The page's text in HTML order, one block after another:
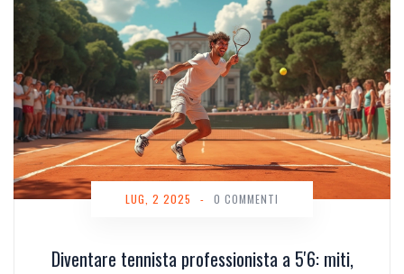
Diventare tennista professionista a 5'6: miti,
LUG, 2 2025 - 0 COMMENTI